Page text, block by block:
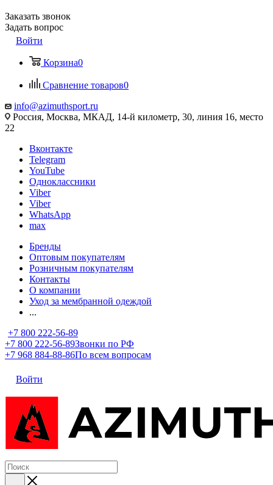
Заказать звонок
Задать вопрос
Войти
Корзина0
Сравнение товаров0
info@azimuthsport.ru
Россия, Москва, МКАД, 14-й километр, 30, линия 16, место
22
Вконтакте
Telegram
YouTube
Одноклассники
Viber
Viber
WhatsApp
max
Бренды
Оптовым покупателям
Розничным покупателям
Контакты
О компании
Уход за мембранной одеждой
...
+7 800 222-56-89
+7 800 222-56-89Звонки по РФ
+7 968 884-88-86По всем вопросам
Войти